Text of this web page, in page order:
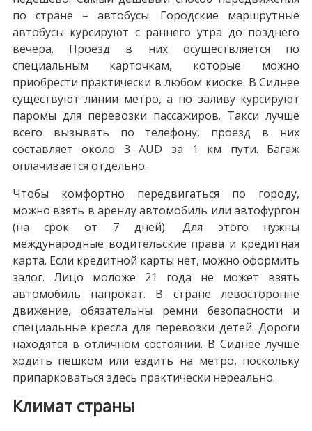
по стране – автобусы. Городские маршрутные
автобусы курсируют с раннего утра до позднего
вечера. Проезд в них осуществляется по
специальным карточкам, которые можно
приобрести практически в любом киоске. В Сиднее
существуют линии метро, а по заливу курсируют
паромы для перевозки пассажиров. Такси лучше
всего вызывать по телефону, проезд в них
составляет около 3 AUD за 1 км пути. Багаж
оплачивается отдельно.
Чтобы комфортно передвигаться по городу,
можно взять в аренду автомобиль или автофургон
(на срок от 7 дней). Для этого нужны
международные водительские права и кредитная
карта. Если кредитной карты нет, можно оформить
залог. Лицо моложе 21 года не может взять
автомобиль напрокат. В стране левосторонне
движение, обязательны ремни безопасности и
специальные кресла для перевозки детей. Дороги
находятся в отличном состоянии. В Сиднее лучше
ходить пешком или ездить на метро, поскольку
припарковаться здесь практически нереально.
Климат страны